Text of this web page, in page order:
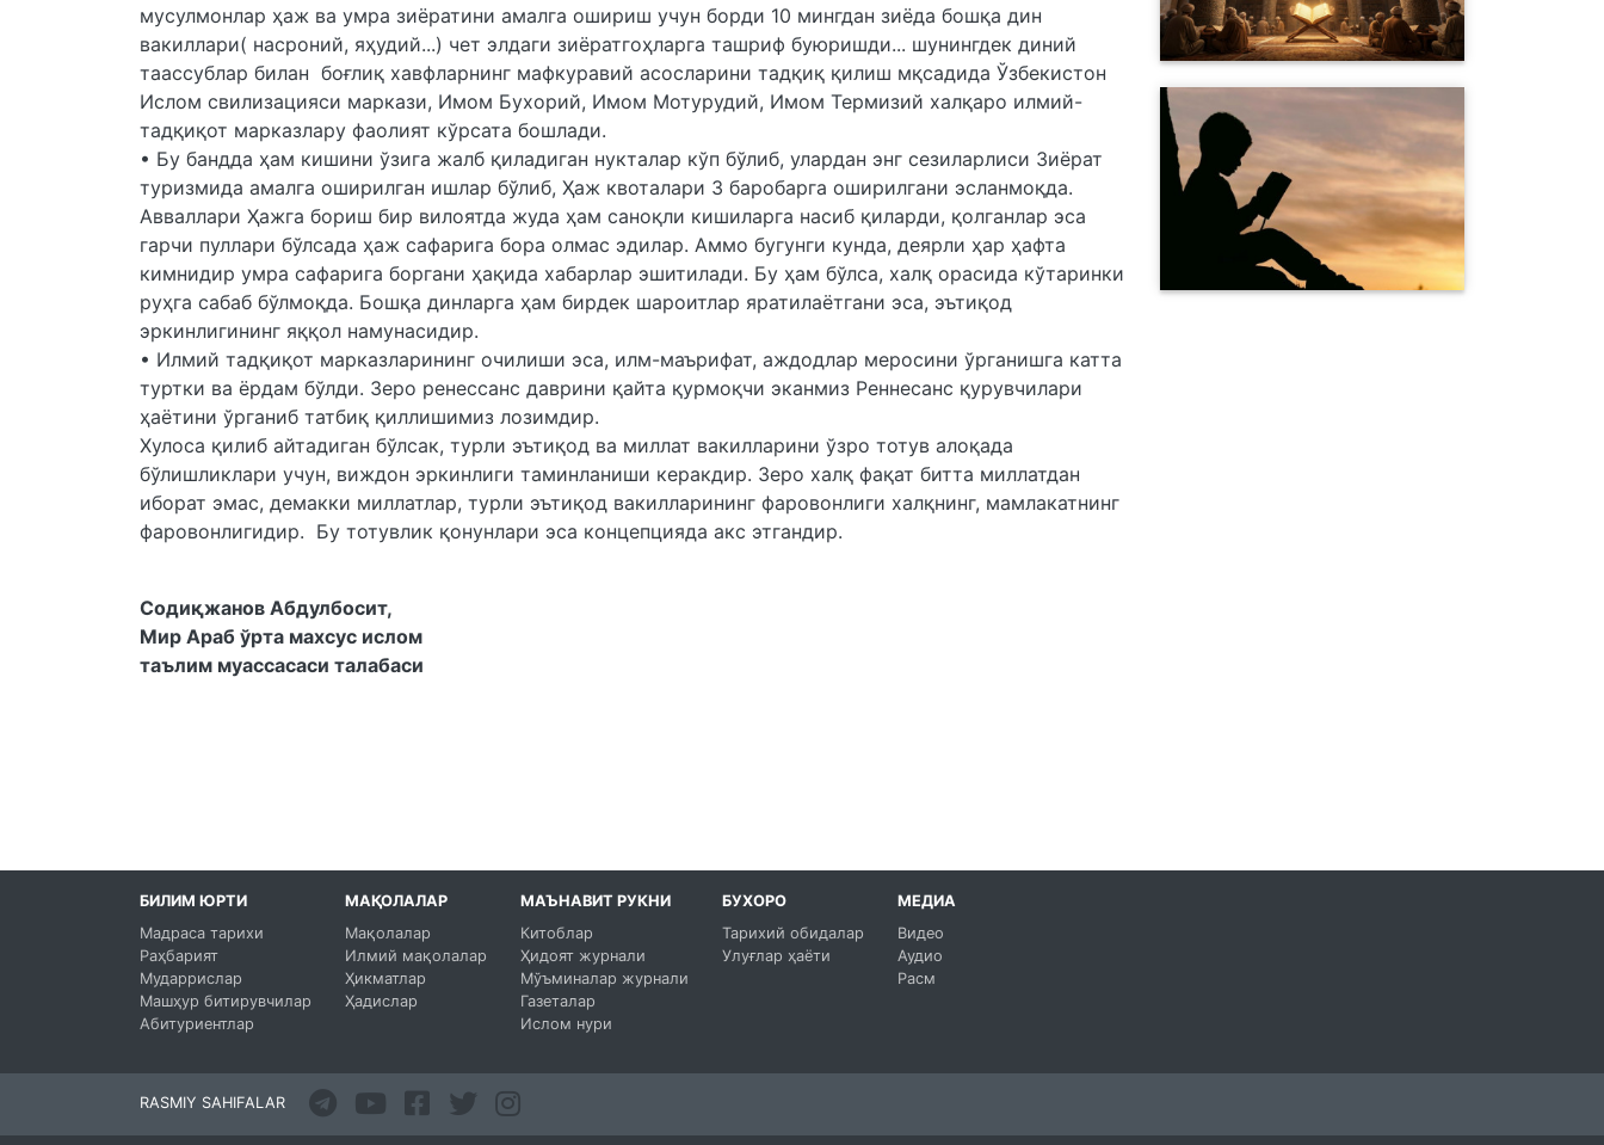
мусулмонлар ҳаж ва умра зиёратини амалга ошириш учун борди 10 мингдан зиёда бошқа дин
вакиллари( насроний, яҳудий...) чет элдаги зиёратгоҳларга ташриф буюришди... шунингдек диний
таассублар билан боғлиқ хавфларнинг мафкуравий асосларини тадқиқ қилиш мқсадида Ўзбекистон
Ислом свилизацияси маркази, Имом Бухорий, Имом Мотурудий, Имом Термизий халқаро илмий-
тадқиқот марказлару фаолият кўрсата бошлади.
• Бу бандда ҳам кишини ўзига жалб қиладиган нукталар кўп бўлиб, улардан энг сезиларлиси Зиёрат
туризмида амалга оширилган ишлар бўлиб, Ҳаж квоталари 3 баробарга оширилгани эсланмоқда.
Авваллари Ҳажга бориш бир вилоятда жуда ҳам саноқли кишиларга насиб қиларди, қолганлар эса
гарчи пуллари бўлсада ҳаж сафарига бора олмас эдилар. Аммо бугунги кунда, деярли ҳар ҳафта
кимнидир умра сафарига боргани ҳақида хабарлар эшитилади. Бу ҳам бўлса, халқ орасида кўтаринки
руҳга сабаб бўлмоқда. Бошқа динларга ҳам бирдек шароитлар яратилаётгани эса, эътиқод
эркинлигининг яққол намунасидир.
• Илмий тадқиқот марказларининг очилиши эса, илм-маърифат, аждодлар меросини ўрганишга катта
туртки ва ёрдам бўлди. Зеро ренессанс даврини қайта қурмоқчи эканмиз Реннесанс қурувчилари
ҳаётини ўрганиб татбиқ қиллишимиз лозимдир.
Хулоса қилиб айтадиган бўлсак, турли эътиқод ва миллат вакилларини ўзро тотув алоқада
бўлишликлари учун, виждон эркинлиги таминланиши керакдир. Зеро халқ фақат битта миллатдан
иборат эмас, демакки миллатлар, турли эътиқод вакилларининг фаровонлиги халқнинг, мамлакатнинг
фаровонлигидир. Бу тотувлик қонунлари эса концепцияда акс этгандир.
Содиқжанов Абдулбосит,
Мир Араб ўрта махсус ислом
таълим муассасаси талабаси
БИЛИМ ЮРТИ
Мадраса тарихи
Раҳбарият
Мударрислар
Машҳур битирувчилар
Абитуриентлар
МАҚОЛАЛАР
Мақолалар
Илмий мақолалар
Ҳикматлар
Ҳадислар
МАЪНАВИТ РУКНИ
Китоблар
Ҳидоят журнали
Мўъминалар журнали
Газеталар
Ислом нури
БУХОРО
Тарихий обидалар
Улуғлар ҳаёти
МЕДИА
Видео
Аудио
Расм
RASMIY SAHIFALAR